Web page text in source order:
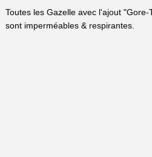
Toutes les Gazelle avec l'ajout
sont imperméables & respirantes.